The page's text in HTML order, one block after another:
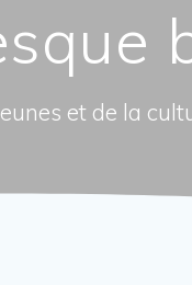
et de la